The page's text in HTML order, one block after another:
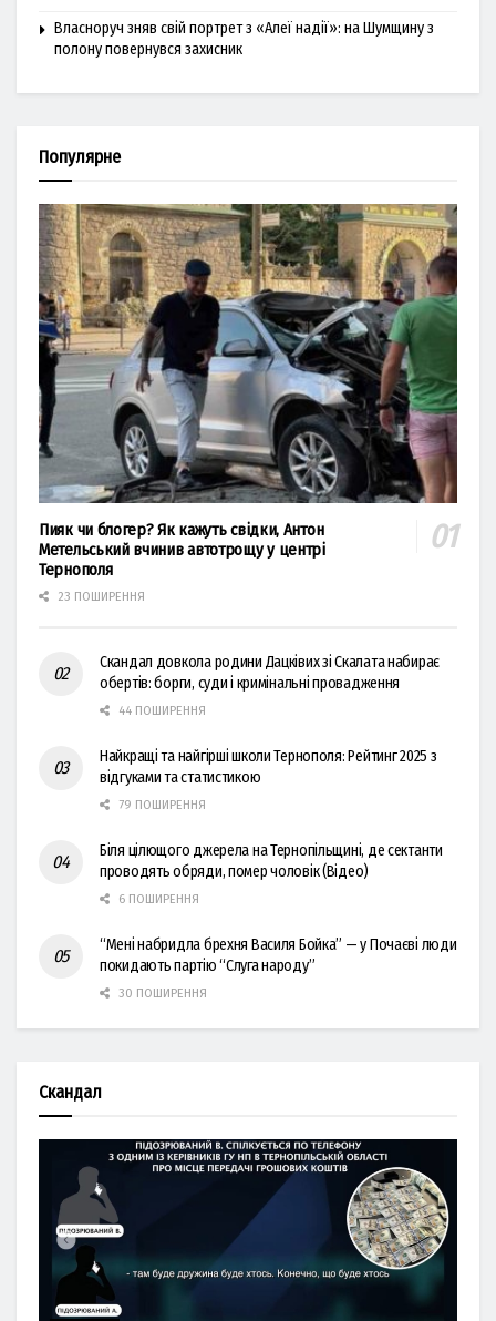
Власноруч зняв свій портрет з «Алеї надії»: на Шумщину з
полону повернувся захисник
Популярне
Пияк чи блогер? Як кажуть свідки, Антон
Метельський вчинив автотрощу у центрі
Тернополя
23 ПОШИРЕННЯ
Скандал довкола родини Дацківих зі Скалата набирає
обертів: борги, суди і кримінальні провадження
44 ПОШИРЕННЯ
Найкращі та найгірші школи Тернополя: Рейтинг 2025 з
відгуками та статистикою
79 ПОШИРЕННЯ
Біля цілющого джерела на Тернопільщині, де сектанти
проводять обряди, помер чоловік (Відео)
6 ПОШИРЕННЯ
“Мені набридла брехня Василя Бойка” — у Почаєві люди
покидають партію “Слуга народу”
30 ПОШИРЕННЯ
Скандал